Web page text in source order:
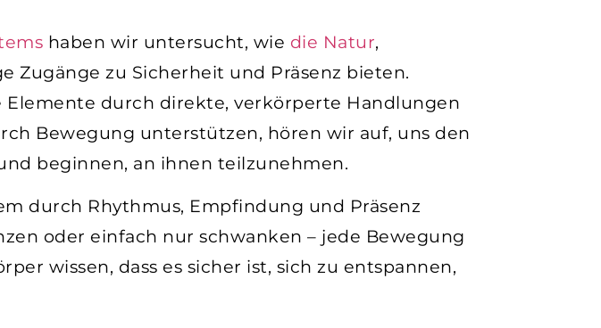
haben wir untersucht, wie die Natur,
Zugänge zu Sicherheit und Präsenz bieten.
durch direkte, verkörperte Handlungen
Bewegung unterstützen, hören wir auf, uns den
beginnen, an ihnen teilzunehmen.
durch Rhythmus, Empfindung und Präsenz
oder einfach nur schwanken – jede Bewegung
wissen, dass es sicher ist, sich zu entspannen,